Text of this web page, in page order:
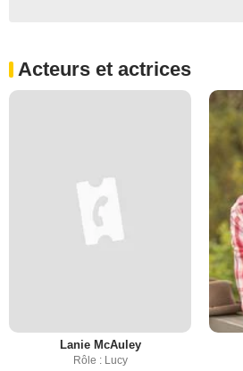
Acteurs et actrices
Lanie McAuley
Rôle : Lucy